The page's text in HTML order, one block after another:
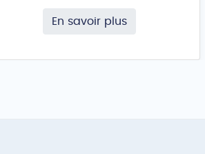
En savoir plus